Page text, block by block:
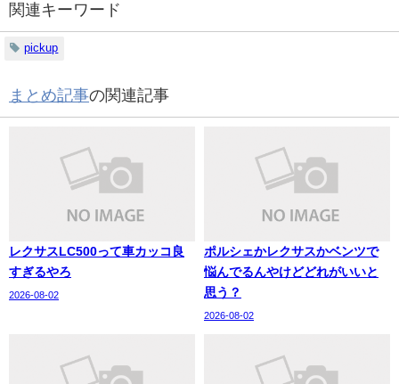
関連キーワード
pickup
まとめ記事の関連記事
レクサスLC500って車カッコ良
すぎるやろ
2026-08-02
ポルシェかレクサスかベンツで
悩んでるんやけどどれがいいと
思う？
2026-08-02